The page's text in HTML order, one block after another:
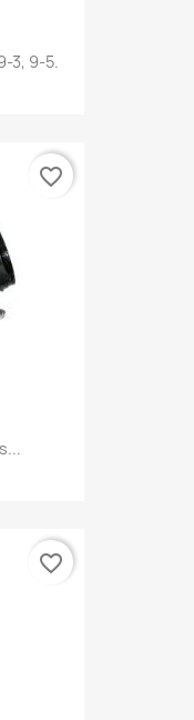
3, 9-5.
favorite_border
favorite_border